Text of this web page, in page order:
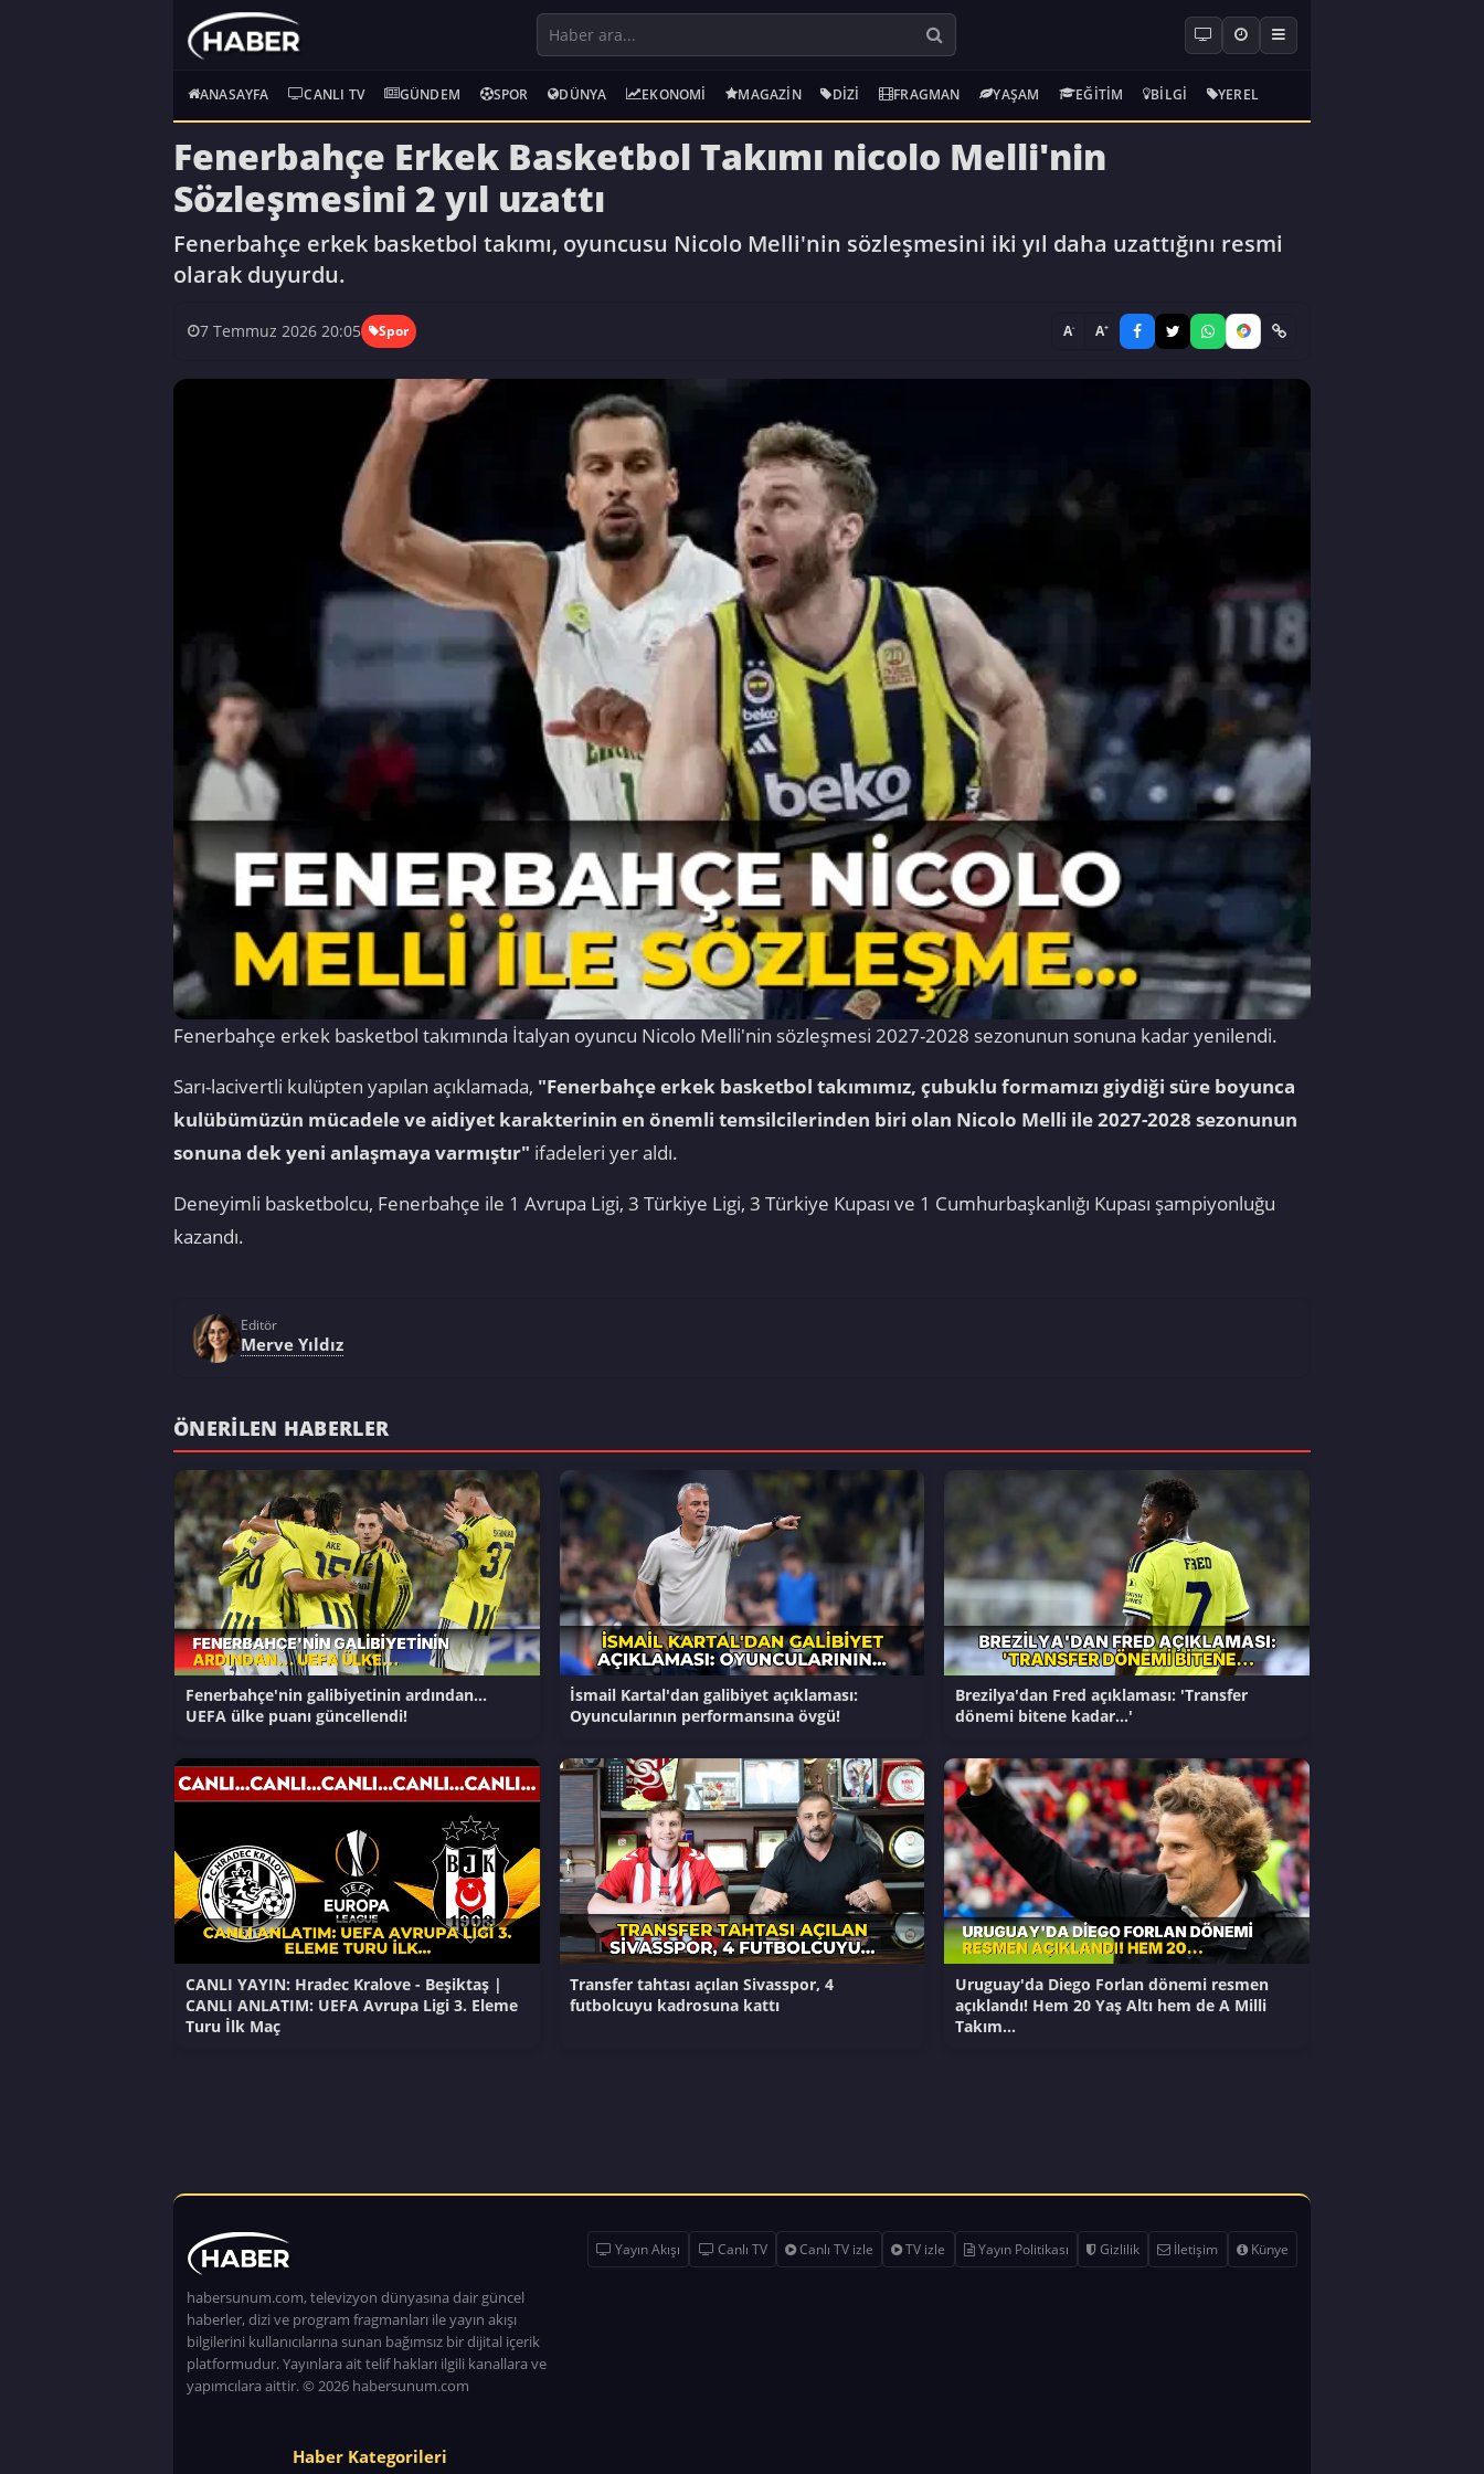
ANASAYFA CANLI TV GÜNDEM SPOR DÜNYA EKONOMI MAGAZIN DIZI FRAGMAN YAŞAM EĞITIM BILGI YEREL
Fenerbahçe Erkek Basketbol Takımı nicolo Melli'nin
Sözleşmesini 2 yıl uzattı
Fenerbahçe erkek basketbol takımı, oyuncusu Nicolo Melli'nin sözleşmesini iki yıl daha uzattığını resmi
olarak duyurdu.
7 Temmuz 2026 20:05 Spor A- A+
Fenerbahçe erkek basketbol takımında İtalyan oyuncu Nicolo Melli'nin sözleşmesi 2027-2028 sezonunun sonuna kadar yenilendi.
Sarı-lacivertli kulüpten yapılan açıklamada, "Fenerbahçe erkek basketbol takımımız, çubuklu formamızı giydiği süre boyunca
kulübümüzün mücadele ve aidiyet karakterinin en önemli temsilcilerinden biri olan Nicolo Melli ile 2027-2028 sezonunun
sonuna dek yeni anlaşmaya varmıştır" ifadeleri yer aldı.
Deneyimli basketbolcu, Fenerbahçe ile 1 Avrupa Ligi, 3 Türkiye Ligi, 3 Türkiye Kupası ve 1 Cumhurbaşkanlığı Kupası şampiyonluğu
kazandı.
Editör
Merve Yıldız
ÖNERILEN HABERLER
Fenerbahçe'nin galibiyetinin ardından...
UEFA ülke puanı güncellendi!
İsmail Kartal'dan galibiyet açıklaması:
Oyuncularının performansına övgü!
Brezilya'dan Fred açıklaması: 'Transfer
dönemi bitene kadar...'
CANLI YAYIN: Hradec Kralove - Beşiktaş |
CANLI ANLATIM: UEFA Avrupa Ligi 3. Eleme
Turu İlk Maç
Transfer tahtası açılan Sivasspor, 4
futbolcuyu kadrosuna kattı
Uruguay'da Diego Forlan dönemi resmen
açıklandı! Hem 20 Yaş Altı hem de A Milli
Takım...
habersunum.com, televizyon dünyasına dair güncel
haberler, dizi ve program fragmanları ile yayın akışı
bilgilerini kullanıcılarına sunan bağımsız bir dijital içerik
platformudur. Yayınlara ait telif hakları ilgili kanallara ve
yapımcılara aittir. © 2026 habersunum.com
Yayın Akışı Canlı TV Canlı TV izle TV izle Yayın Politikası Gizlilik İletişim Künye
Haber Kategorileri